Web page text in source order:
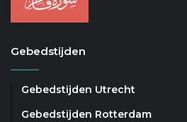
Gebedstijden
Gebedstijden Utrecht
Gebedstijden Rotterdam